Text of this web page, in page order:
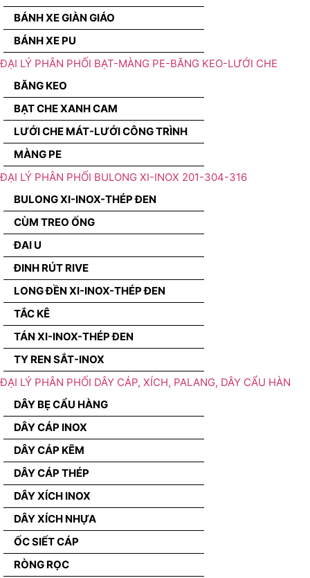
BÁNH XE GIÀN GIÁO
BÁNH XE PU
ĐẠI LÝ PHÂN PHỐI BẠT-MÀNG PE-BĂNG KEO-LƯỚI CHE
BĂNG KEO
BẠT CHE XANH CAM
LƯỚI CHE MÁT-LƯỚI CÔNG TRÌNH
MÀNG PE
ĐẠI LÝ PHÂN PHỐI BULONG XI-INOX 201-304-316
BULONG XI-INOX-THÉP ĐEN
CÙM TREO ỐNG
ĐAI U
ĐINH RÚT RIVE
LONG ĐỀN XI-INOX-THÉP ĐEN
TẮC KÊ
TÁN XI-INOX-THÉP ĐEN
TY REN SẮT-INOX
ĐẠI LÝ PHÂN PHỐI DÂY CÁP, XÍCH, PALANG, DÂY CẨU HÀN
DÂY BẸ CẨU HÀNG
DÂY CÁP INOX
DÂY CÁP KẼM
DÂY CÁP THÉP
DÂY XÍCH INOX
DÂY XÍCH NHỰA
ỐC SIẾT CÁP
RÒNG RỌC